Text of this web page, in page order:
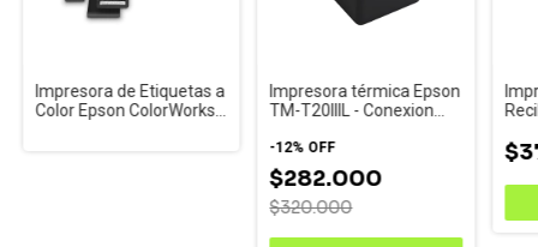
Impresora de Etiquetas a
Color Epson ColorWorks
Impresora térmica Epson
TM-T20IIIL - Conexion
-12% OFF
$282.000
$320.000